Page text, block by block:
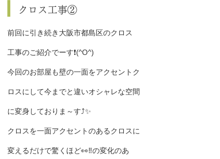
クロス工事②
前回に引き続き大阪市都島区のクロス
工事のご紹介でーす❗(^O^)
今回のお部屋も壁の一面をアクセントク
ロスにして今までと違いオシャレな空間
に変身しておりま～す⤴️✨
クロスを一面アクセントのあるクロスに
変えるだけで驚くほど👀‼️の変化のあ